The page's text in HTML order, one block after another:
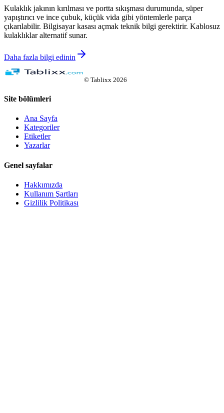
Kulaklık jakının kırılması ve portta sıkışması durumunda, süper
yapıştırıcı ve ince çubuk, küçük vida gibi yöntemlerle parça
çıkarılabilir. Bilgisayar kasası açmak teknik bilgi gerektirir. Kablosuz
kulaklıklar alternatif sunar.
Daha fazla bilgi edinin
© Tablixx 2026
Site bölümleri
Ana Sayfa
Kategoriler
Etiketler
Yazarlar
Genel sayfalar
Hakkımızda
Kullanım Şartları
Gizlilik Politikası